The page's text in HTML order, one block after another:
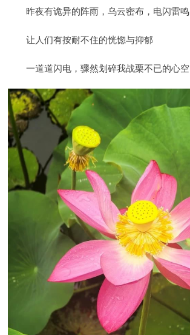
昨夜有诡异的阵雨，乌云密布，电闪雷鸣
让人们有按耐不住的恍惚与抑郁
一道道闪电，骤然划碎我战栗不已的心空